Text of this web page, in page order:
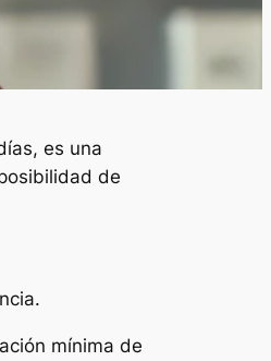
es una
de
mínima de